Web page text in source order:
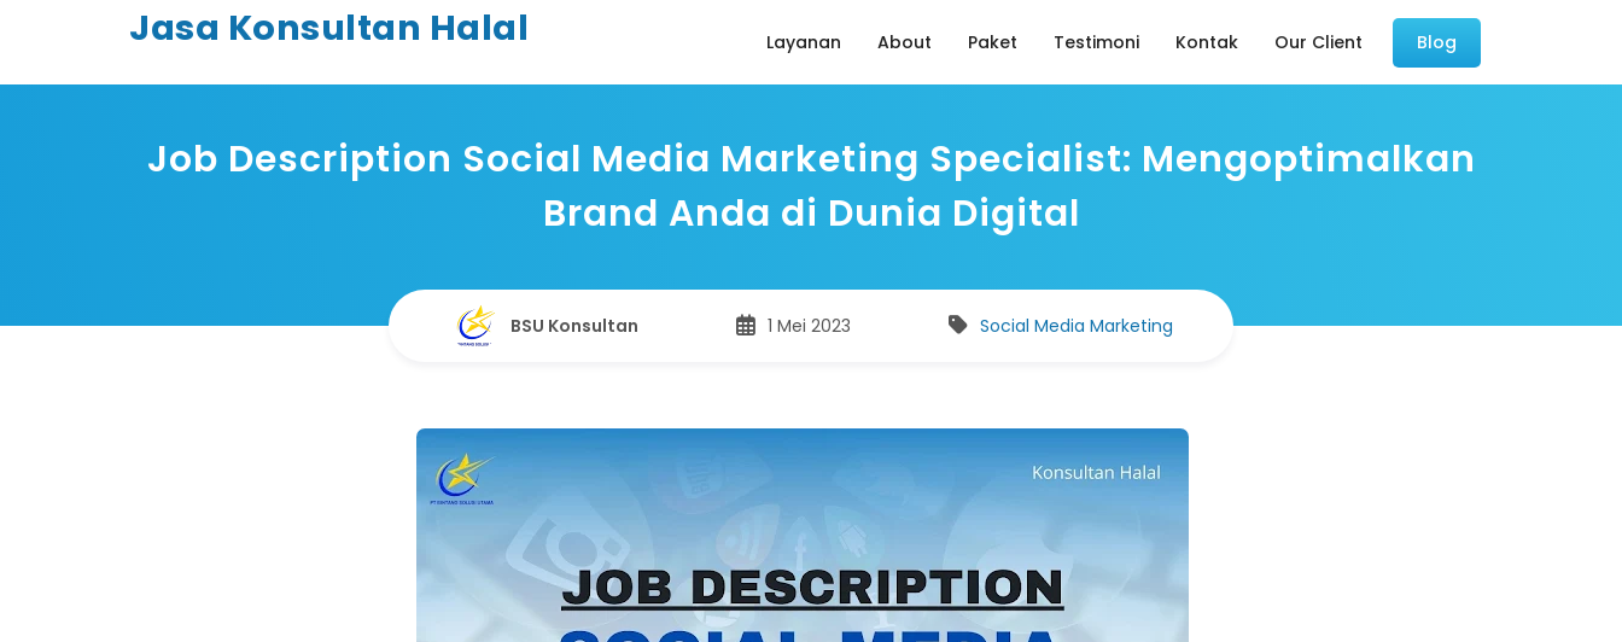
Jasa Konsultan Halal Layanan About Paket Testimoni Kontak Our Client Blog
Job Description Social Media Marketing Specialist: Mengoptimalkan
Brand Anda di Dunia Digital
BSU Konsultan 1 Mei 2023 Social Media Marketing